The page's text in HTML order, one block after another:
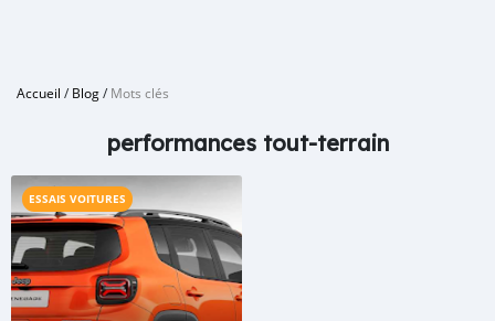
Accueil /Blog/Mots clés
performances tout-terrain
ESSAIS VOITURES